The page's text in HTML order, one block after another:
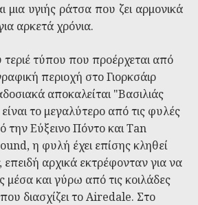
μια υγιής ράτσα που ζει αρμονικά
αρκετά χρόνια.
τεριέ τύπου που προέρχεται από
περιοχή στο Γιορκσάιρ
αποκαλείται "Βασιλιάς
το μεγαλύτερο από τις φυλές
την Εύξεινο Πόντο και Tan
η φυλή έχει επίσης κληθεί
αρχικά εκτρέφονταν για να
μέσα και γύρω από τις κοιλάδες
διασχίζει το Airedale. Στο